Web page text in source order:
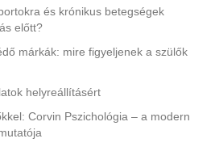
és krónikus betegségek
előtt?
márkák: mire figyeljenek a szülők
helyreállításért
Corvin Pszichológia – a modern